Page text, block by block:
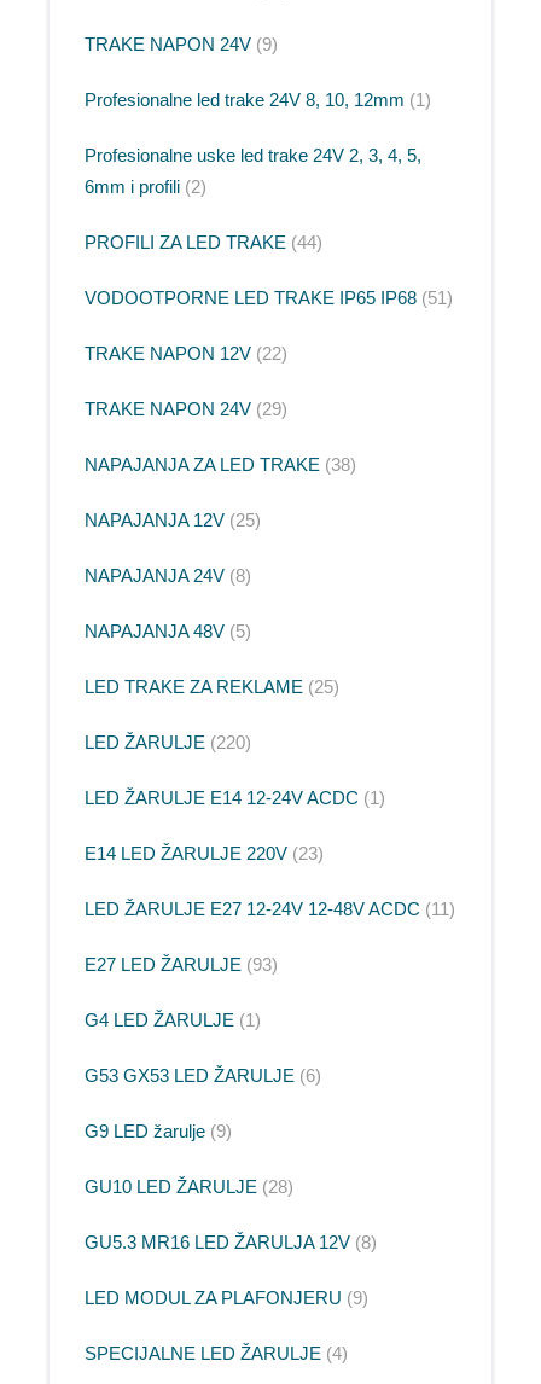
TRAKE NAPON 24V 9
Profesionalne led trake 24V 8, 10, 12mm 1
Profesionalne uske led trake 24V 2, 3, 4, 5,
6mm i profili 2
PROFILI ZA LED TRAKE 44
VODOOTPORNE LED TRAKE IP65 IP68 51
TRAKE NAPON 12V 22
TRAKE NAPON 24V 29
NAPAJANJA ZA LED TRAKE 38
NAPAJANJA 12V 25
NAPAJANJA 24V 8
NAPAJANJA 48V 5
LED TRAKE ZA REKLAME 25
LED ŽARULJE 220
LED ŽARULJE E14 12-24V ACDC 1
E14 LED ŽARULJE 220V 23
LED ŽARULJE E27 12-24V 12-48V ACDC 11
E27 LED ŽARULJE 93
G4 LED ŽARULJE 1
G53 GX53 LED ŽARULJE 6
G9 LED žarulje 9
GU10 LED ŽARULJE 28
GU5.3 MR16 LED ŽARULJA 12V 8
LED MODUL ZA PLAFONJERU 9
SPECIJALNE LED ŽARULJE 4